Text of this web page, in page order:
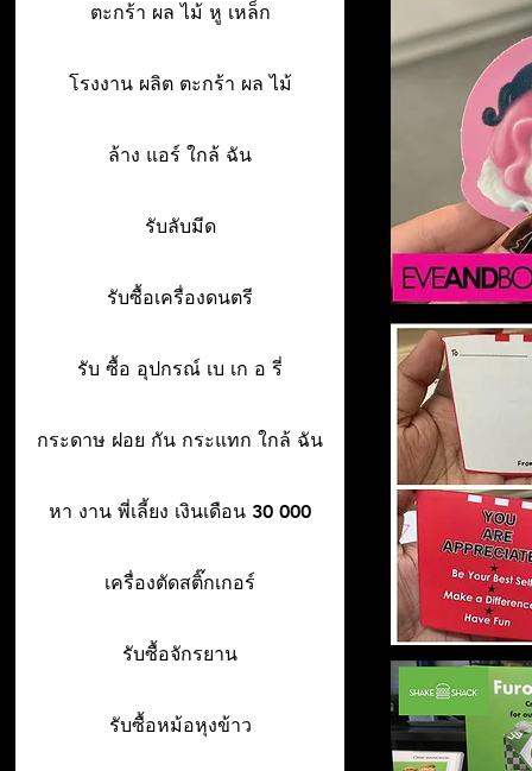
ตะกร้า ผล ไม้ หู เหล็ก
โรงงาน ผลิต ตะกร้า ผล ไม้
ล้าง แอร์ ใกล้ ฉัน
รับลับมีด
รับซื้อเครื่องดนตรี
รับ ซื้อ อุปกรณ์ เบ เก อ รี่
กระดาษ ฝอย กัน กระแทก ใกล้ ฉัน
หา งาน พี่เลี้ยง เงินเดือน 30 000
เครื่องตัดสติ๊กเกอร์
รับซื้อจักรยาน
รับซื้อหม้อหุงข้าว